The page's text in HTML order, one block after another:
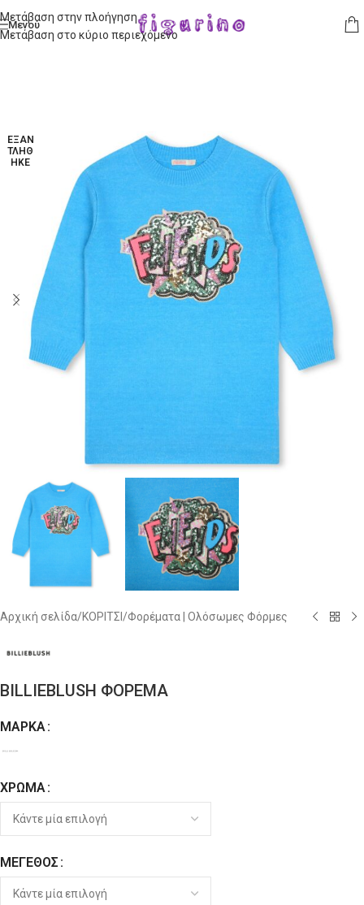
Μετάβαση στην πλοήγηση
Μετάβαση στο κύριο περιεχόμενο
Μενού
ΕΞΑΝ
ΤΛΉΘ
ΗΚΕ
Αρχική σελίδα/ΚΟΡΙΤΣΙ /Φορέματα | Ολόσωμες Φόρμες
BILLIEBLUSH ΦΟΡΕΜΑ
ΜΆΡΚΑ
ΧΡΏΜΑ
ΜΈΓΕΘΟΣ
Alternative: